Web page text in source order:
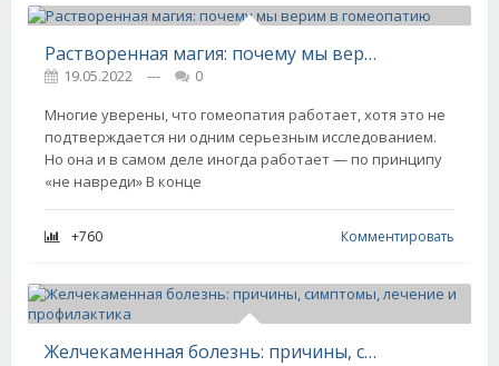
Растворенная магия: почему мы верим в гомеопатию
19.05.2022 ---
0
Многие уверены, что гомеопатия работает, хотя это не
подтверждается ни одним серьезным исследованием.
Но она и в самом деле иногда работает — по принципу
«не навреди» В конце
+760 Комментировать
Желчекаменная болезнь: причины, симптомы, лечение и профилактика